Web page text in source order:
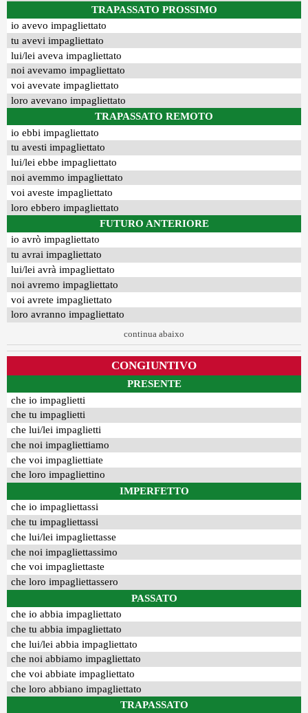
TRAPASSATO PROSSIMO
io avevo impagliettato
tu avevi impagliettato
lui/lei aveva impagliettato
noi avevamo impagliettato
voi avevate impagliettato
loro avevano impagliettato
TRAPASSATO REMOTO
io ebbi impagliettato
tu avesti impagliettato
lui/lei ebbe impagliettato
noi avemmo impagliettato
voi aveste impagliettato
loro ebbero impagliettato
FUTURO ANTERIORE
io avrò impagliettato
tu avrai impagliettato
lui/lei avrà impagliettato
noi avremo impagliettato
voi avrete impagliettato
loro avranno impagliettato
continua abaixo
CONGIUNTIVO
PRESENTE
che io impaglietti
che tu impaglietti
che lui/lei impaglietti
che noi impagliettiamo
che voi impagliettiate
che loro impagliettino
IMPERFETTO
che io impagliettassi
che tu impagliettassi
che lui/lei impagliettasse
che noi impagliettassimo
che voi impagliettaste
che loro impagliettassero
PASSATO
che io abbia impagliettato
che tu abbia impagliettato
che lui/lei abbia impagliettato
che noi abbiamo impagliettato
che voi abbiate impagliettato
che loro abbiano impagliettato
TRAPASSATO